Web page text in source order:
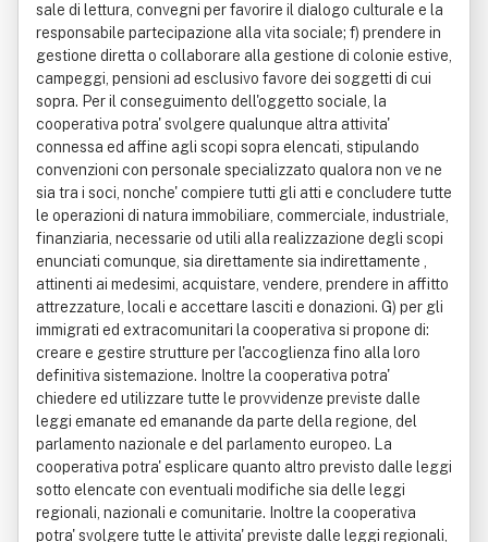
sale di lettura, convegni per favorire il dialogo culturale e la
responsabile partecipazione alla vita sociale; f) prendere in
gestione diretta o collaborare alla gestione di colonie estive,
campeggi, pensioni ad esclusivo favore dei soggetti di cui
sopra. Per il conseguimento dell'oggetto sociale, la
cooperativa potra' svolgere qualunque altra attivita'
connessa ed affine agli scopi sopra elencati, stipulando
convenzioni con personale specializzato qualora non ve ne
sia tra i soci, nonche' compiere tutti gli atti e concludere tutte
le operazioni di natura immobiliare, commerciale, industriale,
finanziaria, necessarie od utili alla realizzazione degli scopi
enunciati comunque, sia direttamente sia indirettamente ,
attinenti ai medesimi, acquistare, vendere, prendere in affitto
attrezzature, locali e accettare lasciti e donazioni. G) per gli
immigrati ed extracomunitari la cooperativa si propone di:
creare e gestire strutture per l'accoglienza fino alla loro
definitiva sistemazione. Inoltre la cooperativa potra'
chiedere ed utilizzare tutte le provvidenze previste dalle
leggi emanate ed emanande da parte della regione, del
parlamento nazionale e del parlamento europeo. La
cooperativa potra' esplicare quanto altro previsto dalle leggi
sotto elencate con eventuali modifiche sia delle leggi
regionali, nazionali e comunitarie. Inoltre la cooperativa
potra' svolgere tutte le attivita' previste dalle leggi regionali,